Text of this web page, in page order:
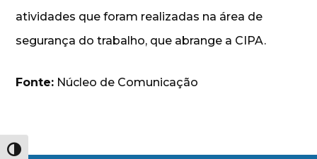
Alternar alto contraste
atividades que foram realizadas na área de
segurança do trabalho, que abrange a CIPA.
Fonte: Núcleo de Comunicação